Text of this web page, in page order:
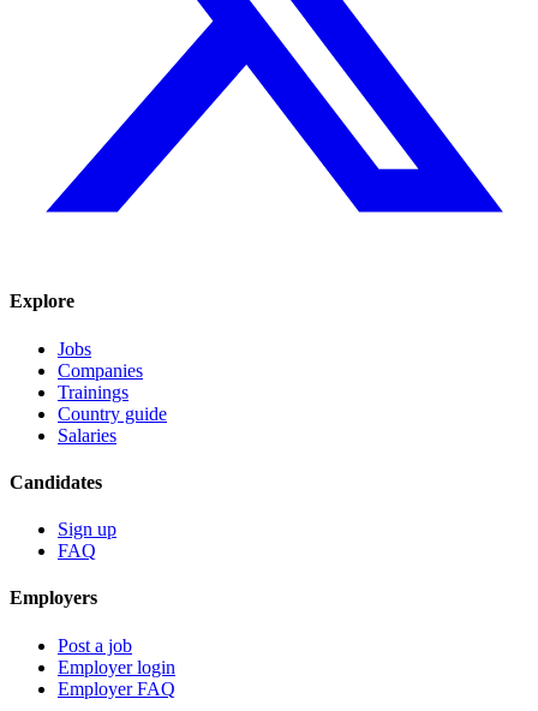
Explore
Jobs
Companies
Trainings
Country guide
Salaries
Candidates
Sign up
FAQ
Employers
Post a job
Employer login
Employer FAQ